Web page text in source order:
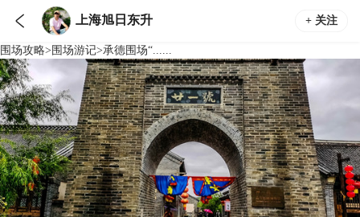
 上海旭日东升 + 关注
围场攻略> 围场游记>承德围场“......